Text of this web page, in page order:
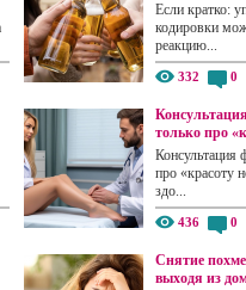
Если кратко:
кодировки
реакцию...
332 0
только про
Консультация
про «красоту
здо...
436 0
Снятие
выходя из